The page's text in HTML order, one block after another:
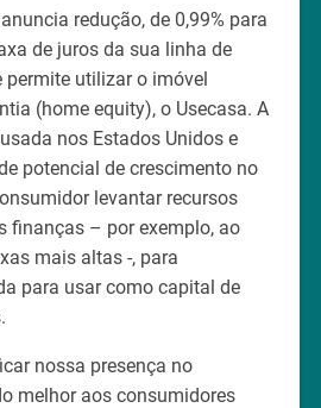
redução, de 0,99% para
de juros da sua linha de
permite utilizar o imóvel
(home equity), o Usecasa. A
nos Estados Unidos e
potencial de crescimento no
levantar recursos
finanças – por exemplo, ao
mais altas -, para
para usar como capital de
nossa presença no
melhor aos consumidores